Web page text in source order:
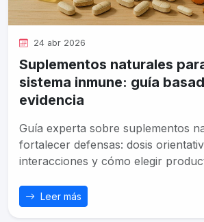
24 abr 2026
Suplementos naturales
sistema inmune: guía
evidencia
Guía experta sobre suplementos
fortalecer defensas: dosis
interacciones y cómo elegir
Leer más